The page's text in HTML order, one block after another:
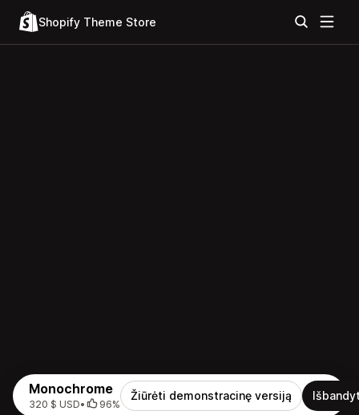
Shopify Theme Store
Monochrome
320 $ USD• 96%
Žiūrėti demonstracinę versiją